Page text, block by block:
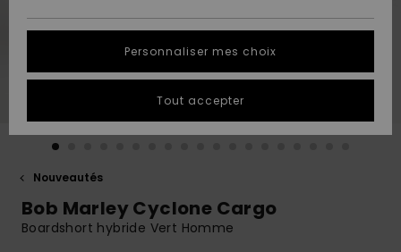
A
Découvrir
A
Découvrir
tailles
plus rapide
à votre
QUIKSILVER
Nouveautés
Bob Marley Cyclone Cargo
Boardshort hybride Vert Homme
Personnaliser mes choix
Tout accepter